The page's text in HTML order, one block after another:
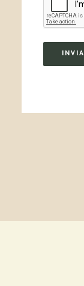
INVIA